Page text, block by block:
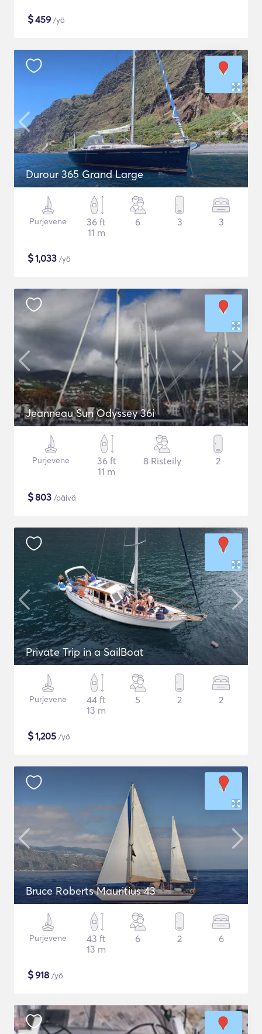
$459 /yö
Durour 365 Grand Large
Purjevene
36 ft
11 m
6 3 3
$1,033 /yö
Jeanneau Sun Odyssey 36i
Purjevene
36 ft
11 m
8 Risteily 2
$803 /päivä
Private Trip in a SailBoat
Purjevene
44 ft
13 m
5 2 2
$1,205 /yö
Bruce Roberts Mauritius 43
Purjevene
43 ft
13 m
6 2 6
$918 /yö